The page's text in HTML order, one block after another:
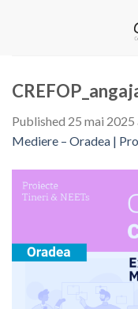
Published 25 mai 2025
Mediere – Oradea |